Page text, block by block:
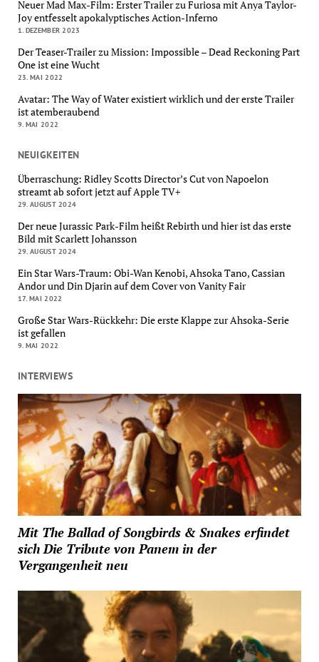
Neuer Mad Max-Film: Erster Trailer zu Furiosa mit Anya Taylor-
Joy entfesselt apokalyptisches Action-Inferno
1. DEZEMBER 2023
Der Teaser-Trailer zu Mission: Impossible – Dead Reckoning Part
One ist eine Wucht
23. MAI 2022
Avatar: The Way of Water existiert wirklich und der erste Trailer
ist atemberaubend
9. MAI 2022
NEUIGKEITEN
Überraschung: Ridley Scotts Director’s Cut von Napoelon
streamt ab sofort jetzt auf Apple TV+
29. AUGUST 2024
Der neue Jurassic Park-Film heißt Rebirth und hier ist das erste
Bild mit Scarlett Johansson
29. AUGUST 2024
Ein Star Wars-Traum: Obi-Wan Kenobi, Ahsoka Tano, Cassian
Andor und Din Djarin auf dem Cover von Vanity Fair
17. MAI 2022
Große Star Wars-Rückkehr: Die erste Klappe zur Ahsoka-Serie
ist gefallen
9. MAI 2022
INTERVIEWS
Mit The Ballad of Songbirds & Snakes erfindet
sich Die Tribute von Panem in der
Vergangenheit neu